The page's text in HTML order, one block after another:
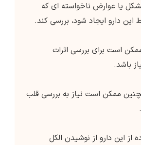
یا عوارض ناخواسته ای که
دارو ایجاد شود، بررسی کند.
است برای بررسی اثرات
باشد.
ممکن است نیاز به بررسی قلب
از این دارو از نوشیدن الکل